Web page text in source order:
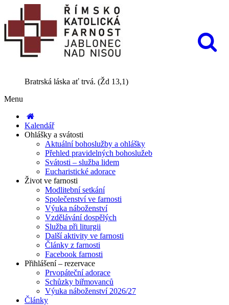
Bratrská láska ať trvá. (Žd 13,1)
Menu
Kalendář
Ohlášky a svátosti
Aktuální bohoslužby a ohlášky
Přehled pravidelných bohoslužeb
Svátosti – služba lidem
Eucharistické adorace
Život ve farnosti
Modlitební setkání
Společenství ve farnosti
Výuka náboženství
Vzdělávání dospělých
Služba při liturgii
Další aktivity ve farnosti
Články z farnosti
Facebook farnosti
Přihlášení – rezervace
Prvopáteční adorace
Schůzky biřmovanců
Výuka náboženství 2026/27
Články